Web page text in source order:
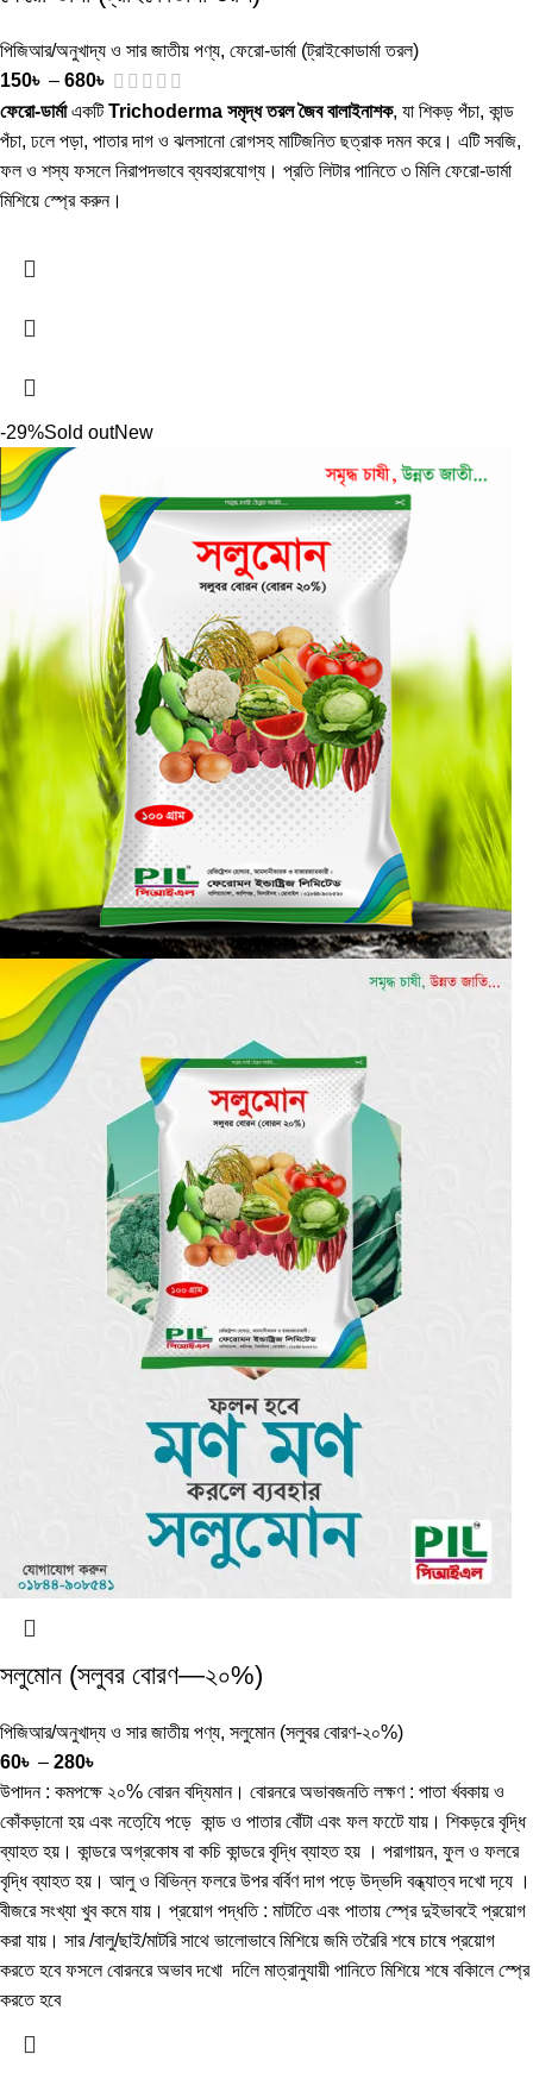
পিজিআর/অনুখাদ্য ও সার জাতীয় পণ্য, ফেরো-ডার্মা (ট্রাইকোডার্মা তরল)
150৳ – 680৳
ফেরো-ডার্মাএকটিTrichoderma সমৃদ্ধ তরল জৈব বালাইনাশক, যা শিকড় পঁচা, কান্ড
পঁচা, ঢলে পড়া, পাতার দাগ ও ঝলসানো রোগসহ মাটিজনিত ছত্রাক দমন করে। এটি সবজি,
ফল ও শস্য ফসলে নিরাপদভাবে ব্যবহারযোগ্য। প্রতি লিটার পানিতে ৩ মিলি ফেরো-ডার্মা
মিশিয়ে স্প্রে করুন।
-29%Sold outNew
সলুমোন (সলুবর বোরণ—২০%)
পিজিআর/অনুখাদ্য ও সার জাতীয় পণ্য, সলুমোন (সলুবর বোরণ-২০%)
60৳ – 280৳
উপাদন : কমপক্ষে ২০% বোরন বদ্যিমান। বোরনরে অভাবজনতি লক্ষণ : পাতা র্খবকায় ও
কোঁকড়ানো হয় এবং নতেযি়ে পড়ে কান্ড ও পাতার বোঁটা এবং ফল ফটেে যায়। শিকড়রে বৃদ্ধি
ব্যাহত হয়। কান্ডরে অগ্রকোষ বা কচি কান্ডরে বৃদ্ধি ব্যাহত হয় । পরাগায়ন, ফুল ও ফলরে
বৃদ্ধি ব্যাহত হয়। আলু ও বিভিন্ন ফলরে উপর বর্বিণ দাগ পড়ে উদ্ভদি বন্ধ্যাত্ব দখো দযে় ।
বীজরে সংখ্যা খুব কমে যায়। প্রয়োগ পদ্ধতি : মাটতিে এবং পাতায় স্প্রে দুইভাবইে প্রয়োগ
করা যায়। সার /বালু/ছাই/মাটরি সাথে ভালোভাবে মিশিয়ে জমি তরৈরি শষে চাষে প্রয়োগ
করতে হবে ফসলে বোরনরে অভাব দখো দলিে মাত্রানুযায়ী পানিতে মিশিয়ে শষে বকিালে স্প্রে
করতে হবে